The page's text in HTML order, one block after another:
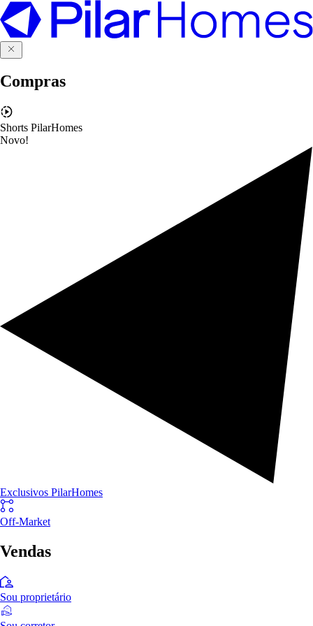
Compras
Shorts PilarHomes
Novo!
Exclusivos PilarHomes
Off-Market
Vendas
Sou proprietário